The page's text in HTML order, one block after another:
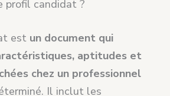
profil candidat ?
est un document qui
aptitudes et
chez un professionnel
Il inclut les